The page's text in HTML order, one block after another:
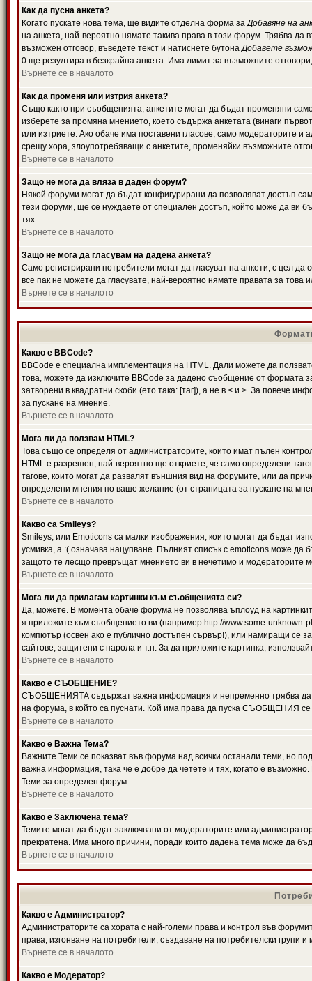
Как да пусна анкета?
Когато пускате нова тема, ще видите отделна форма заДобавяне на
на анкета, най-вероятно нямате такива права в този форум. Трябва да
възможен отговор, въведете текст и натиснете бутонаДобавете
0 ще резултира в безкрайна анкета. Има лимит за възможните
Върнете се в началото
Как да променя или изтрия анкета?
Също както при съобщенията, анкетите могат да бъдат променяни
изберете за промяна мнението, което съдържа анкетата (винаги
или изтриете. Ако обаче има поставени гласове, само модераторите и
срещу хора, злоупотребяващи с анкетите, променяйки възможните
Върнете се в началото
Защо не мога да вляза в даден форум?
Някой форуми могат да бъдат конфигурирани да позволяват достъп
тези форуми, ще се нуждаете от специален достъп, който може да ви
тях.
Върнете се в началото
Защо не мога да гласувам на дадена анкета?
Само регистрирани потребители могат да гласуват на анкети, с цел
все пак не можете да гласувате, най-вероятно нямате правата за това
Върнете се в началото
Какво е BBCode?
BBCode е специална имплементация на HTML. Дали можете да
това, можете да изключите BBCode за дадено съобщение от формата
затворени в квадратни скоби (ето така: [таг]), а не в < и >. За повече
за пускане на мнение.
Върнете се в началото
Мога ли да ползвам HTML?
Това също се определя от администраторите, които имат пълен
HTML е разрешен, най-вероятно ще откриете, че само определени
тагове, които могат да развалят външния вид на форумите, или да
определени мнения по ваше желание (от страницата за пускане на
Върнете се в началото
Какво са Smileys?
Smileys, или Emoticons са малки изображения, които могат да бъдат
усмивка, а :( означава нацупване. Пълният списък с emoticons може да
защото те лесщо превръщат мнението ви в нечетимо и модераторите
Върнете се в началото
Мога ли да прилагам картинки към съобщенията си?
Да, можете. В момента обаче форума не позволява ъплоуд на
я приложите към съобщението ви (например http://www.some-
компютър (освен ако е публично достъпен сървър!), или намиращи се
сайтове, защитени с парола и т.н. За да приложите картинка,
Върнете се в началото
Какво е СЪОБЩЕНИЕ?
СЪОБЩЕНИЯТА съдържат важна информация и непременно трябва да
на форума, в който са пуснати. Кой има права да пуска СЪОБЩЕНИЯ се
Върнете се в началото
Какво е Важна Тема?
Важните Теми се показват във форума над всички останали теми,
важна информация, така че е добре да четете и тях, когато е
Теми за определен форум.
Върнете се в началото
Какво е Заключена тема?
Темите могат да бъдат заключвани от модераторите или
прекратена. Има много причини, поради които дадена тема може да
Върнете се в началото
Какво е Администратор?
Администраторите са хората с най-големи права и контрол във
права, изгонване на потребители, създаване на потребителски групи
Върнете се в началото
Какво е Модератор?